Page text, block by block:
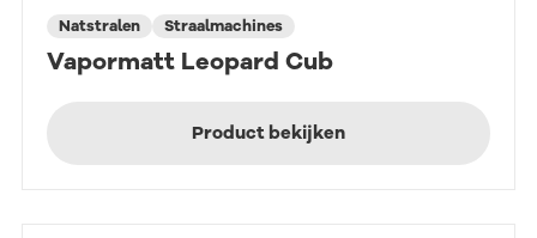
Natstralen Straalmachines
Vapormatt Leopard Cub
Product bekijken